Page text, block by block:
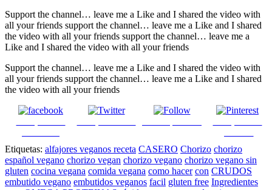
Support the channel… leave me a Like and I shared the video with
all your friends support the channel… leave me a Like and I shared
the video with all your friends support the channel… leave me a
Like and I shared the video with all your friends
Support the channel… leave me a Like and I shared the video with
all your friends support the channel… leave me a Like and I shared
the video with all your friends
Etiquetas: alfajores veganos receta CASERO Chorizo chorizo
español vegano chorizo vegan chorizo vegano chorizo vegano sin
gluten cocina vegana comida vegana como hacer con CRUDOS
embutido vegano embutidos veganos facil gluten free Ingredientes